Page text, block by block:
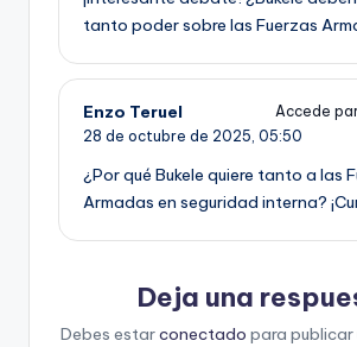
tanto poder sobre las Fuerzas
Enzo Teruel
Accede
28 de octubre de 2025, 05:50
¿Por qué Bukele quiere tanto a las
Armadas en seguridad interna?
Deja una
Debes estarconectado para publicar